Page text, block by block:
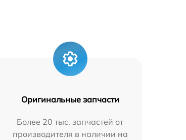
Оригинальные запчасти
Более 20 тыс. запчастей от
производителя в наличии на